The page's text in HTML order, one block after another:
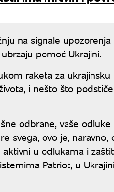
na signale upozorenja
pomoć Ukrajini.
raketa za
i nešto što
odbrane, vaše
svega, ovo je, naravno,
u odlukama i
Patriot, u